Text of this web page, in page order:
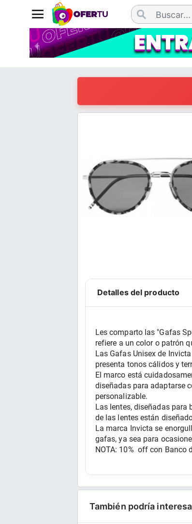
Detalles del producto
Les comparto las "Gafas
refiere a un color o patrón
Las Gafas Unisex de
presenta tonos cálidos y
El marco está
diseñadas para adaptarse
personalizable.
Las lentes, diseñadas
de las lentes están
La marca Invicta se
gafas, ya sea para
NOTA: 10%  off con Banco
También podría